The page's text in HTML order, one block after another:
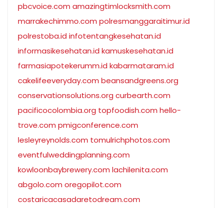
pbcvoice.com amazingtimlocksmith.com
marrakechimmo.com polresmanggaraitimur.id
polrestoba.id infotentangkesehatan.id
informasikesehatan.id kamuskesehatan.id
farmasiapotekerumm.id kabarmataram.id
cakelifeeveryday.com beansandgreens.org
conservationsolutions.org curbearth.com
pacificocolombia.org topfoodish.com hello-
trove.com pmigconference.com
lesleyreynolds.com tomulrichphotos.com
eventfulweddingplanning.com
kowloonbaybrewery.com lachilenita.com
abgolo.com oregopilot.com
costaricacasadaretodream.com